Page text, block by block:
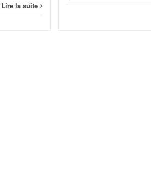
Lire la suite